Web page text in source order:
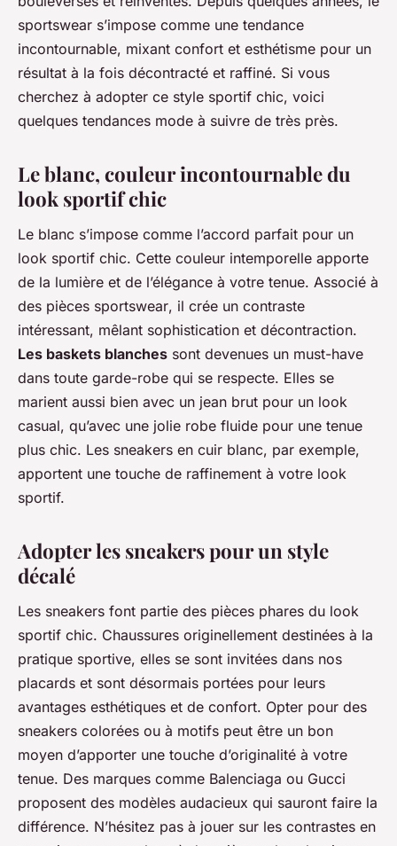
sportswear s’impose comme une tendance
incontournable, mixant confort et esthétisme pour un
résultat à la fois décontracté et raffiné. Si vous
cherchez à adopter ce style sportif chic, voici
quelques tendances mode à suivre de très près.
Le blanc, couleur incontournable du
look sportif chic
Le blanc s’impose comme l’accord parfait pour un
look sportif chic. Cette couleur intemporelle apporte
de la lumière et de l’élégance à votre tenue. Associé à
des pièces sportswear, il crée un contraste
intéressant, mêlant sophistication et décontraction.
Les baskets blanches sont devenues un must-have
dans toute garde-robe qui se respecte. Elles se
marient aussi bien avec un jean brut pour un look
casual, qu’avec une jolie robe fluide pour une tenue
plus chic. Les sneakers en cuir blanc, par exemple,
apportent une touche de raffinement à votre look
sportif.
Adopter les sneakers pour un style
décalé
Les sneakers font partie des pièces phares du look
sportif chic. Chaussures originellement destinées à la
pratique sportive, elles se sont invitées dans nos
placards et sont désormais portées pour leurs
avantages esthétiques et de confort. Opter pour des
sneakers colorées ou à motifs peut être un bon
moyen d’apporter une touche d’originalité à votre
tenue. Des marques comme Balenciaga ou Gucci
proposent des modèles audacieux qui sauront faire la
différence. N’hésitez pas à jouer sur les contrastes en